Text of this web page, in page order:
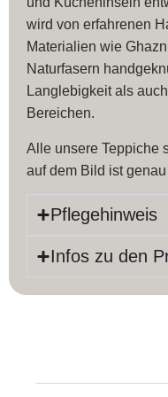
wird von erfahrenen
Materialien wie
Naturfasern
Langlebigkeit als
Bereichen.
Alle unsere Teppiche
auf dem Bild ist
Pflegehinweis
Infos zu den
Länge:202 cm